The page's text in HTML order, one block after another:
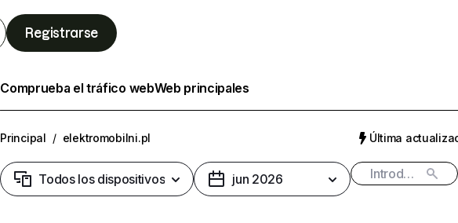
Registrarse
Comprueba el tráfico webWeb principales
Principal / elektromobilni.pl Última
Todos los dispositivos jun 2026